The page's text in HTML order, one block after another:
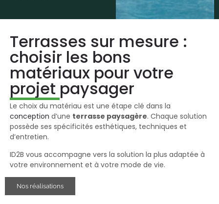
Terrasses sur mesure :
choisir les bons
matériaux pour votre
projet paysager
Le choix du matériau est une étape clé dans la
conception d’une terrasse paysagère. Chaque solution
possède ses spécificités esthétiques, techniques et
d’entretien.
ID2B vous accompagne vers la solution la plus adaptée à
votre environnement et à votre mode de vie.
Nos réalisations